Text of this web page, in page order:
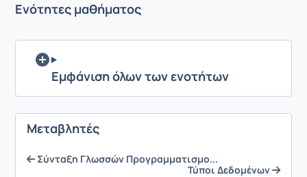
Ενότητες μαθήματος
Εμφάνιση όλων των ενοτήτων
Μεταβλητές
Σύνταξη Γλωσσών Προγραμματισμο...
Τύποι Δεδομένων